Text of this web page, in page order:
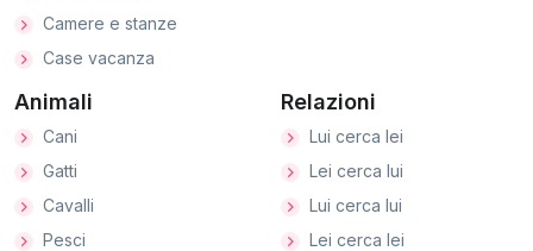
Camere e stanze
Case vacanza
Animali
Cani
Gatti
Cavalli
Pesci
Relazioni
Lui cerca lei
Lei cerca lui
Lui cerca lui
Lei cerca lei